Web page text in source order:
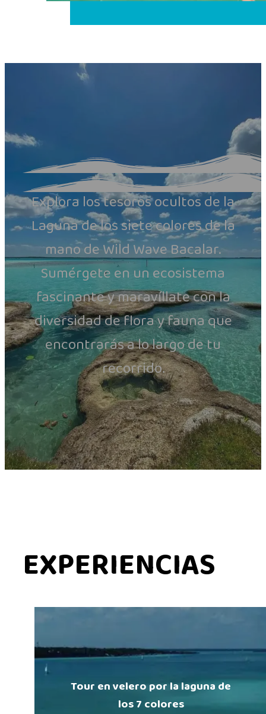
Explora los tesoros ocultos de la
Laguna de los siete colores de la
mano de Wild Wave Bacalar.
Sumérgete en un ecosistema
fascinante y maravíllate con la
diversidad de flora y fauna que
encontrarás a lo largo de tu
recorrido.
EXPERIENCIAS
Tour en velero por la laguna de
los 7 colores